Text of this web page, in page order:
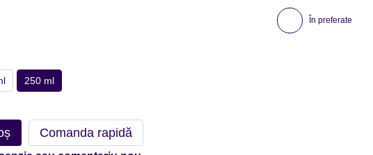
În preferate
250 ml
Comanda rapidă